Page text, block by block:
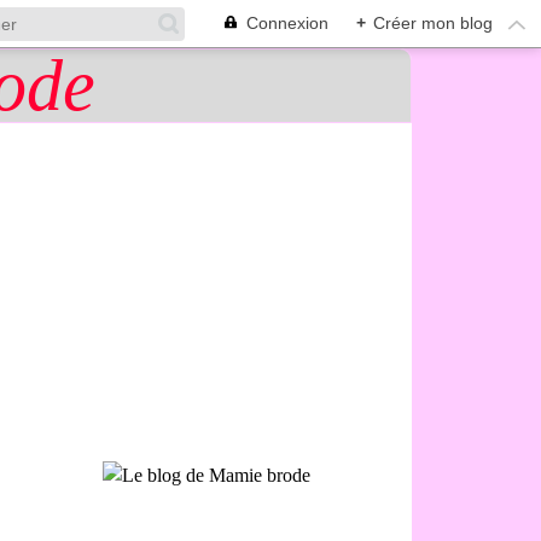
Connexion + Créer mon blog